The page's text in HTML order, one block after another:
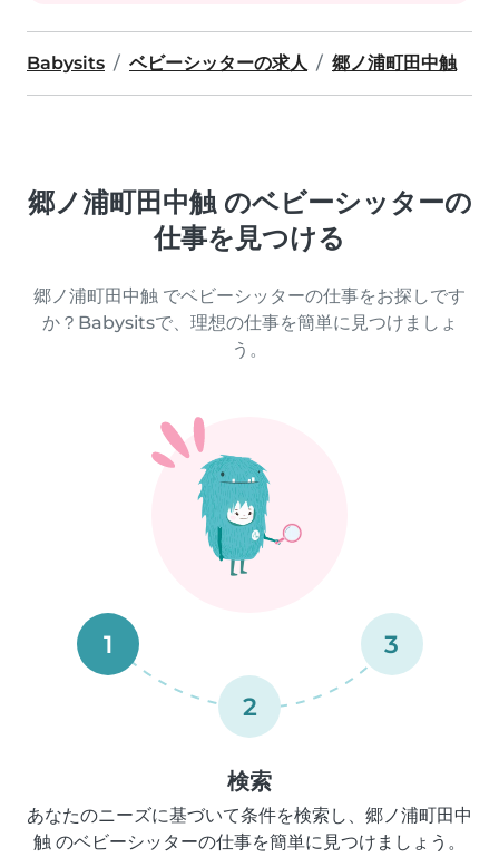
Babysits ベビーシッターの求人 郷ノ浦町田中触
郷ノ浦町田中触 のベビーシッターの
仕事を見つける
郷ノ浦町田中触 でベビーシッターの仕事をお探しです
か？Babysitsで、理想の仕事を簡単に見つけましょ
う。
1
2
3
検索
あなたのニーズに基づいて条件を検索し、郷ノ浦町田中
触 のベビーシッターの仕事を簡単に見つけましょう。